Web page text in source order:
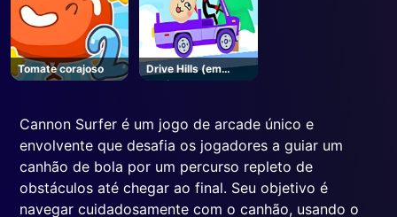
Tomate corajoso
Drive Hills (em
inglês)
Cannon Surfer é um jogo de arcade único e
envolvente que desafia os jogadores a guiar um
canhão de bola por um percurso repleto de
obstáculos até chegar ao final. Seu objetivo é
navegar cuidadosamente com o canhão, usando o